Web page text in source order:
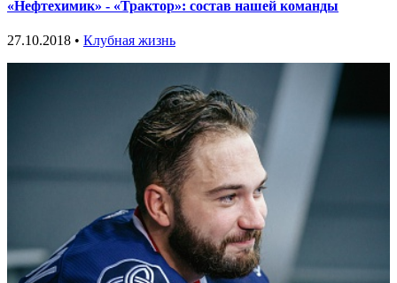
«Нефтехимик» - «Трактор»: состав нашей команды
27.10.2018 • Клубная жизнь